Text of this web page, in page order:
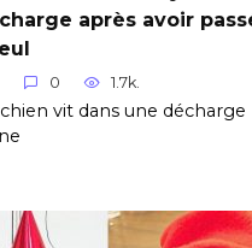
après avoir
0 1.7k.
vit dans une décharge